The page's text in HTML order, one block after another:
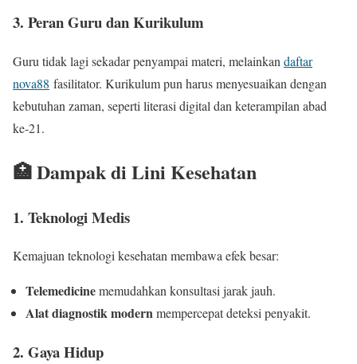
3. Peran Guru dan Kurikulum
Guru tidak lagi sekadar penyampai materi, melainkan daftar
nova88 fasilitator. Kurikulum pun harus menyesuaikan dengan
kebutuhan zaman, seperti literasi digital dan keterampilan abad
ke-21.
🏥 Dampak di Lini Kesehatan
1. Teknologi Medis
Kemajuan teknologi kesehatan membawa efek besar:
Telemedicinememudahkan konsultasi jarak jauh.
Alat diagnostik modernmempercepat deteksi penyakit.
2. Gaya Hidup